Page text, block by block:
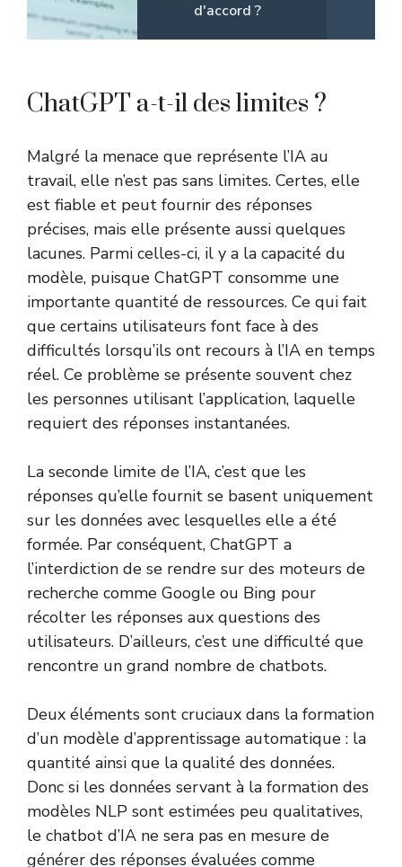
d'accord ?
ChatGPT a-t-il des limites ?
Malgré la menace que représente l’IA au
travail, elle n’est pas sans limites. Certes, elle
est fiable et peut fournir des réponses
précises, mais elle présente aussi quelques
lacunes. Parmi celles-ci, il y a la capacité du
modèle, puisque ChatGPT consomme une
importante quantité de ressources. Ce qui fait
que certains utilisateurs font face à des
difficultés lorsqu’ils ont recours à l’IA en temps
réel. Ce problème se présente souvent chez
les personnes utilisant l’application, laquelle
requiert des réponses instantanées.
La seconde limite de l’IA, c’est que les
réponses qu’elle fournit se basent uniquement
sur les données avec lesquelles elle a été
formée. Par conséquent, ChatGPT a
l’interdiction de se rendre sur des moteurs de
recherche comme Google ou Bing pour
récolter les réponses aux questions des
utilisateurs. D’ailleurs, c’est une difficulté que
rencontre un grand nombre de chatbots.
Deux éléments sont cruciaux dans la formation
d’un modèle d’apprentissage automatique : la
quantité ainsi que la qualité des données.
Donc si les données servant à la formation des
modèles NLP sont estimées peu qualitatives,
le chatbot d’IA ne sera pas en mesure de
générer des réponses évaluées comme